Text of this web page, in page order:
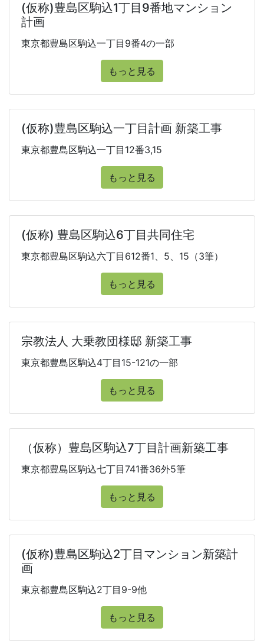
(仮称)豊島区駒込1丁目9番地マンション
計画
東京都豊島区駒込一丁目9番4の一部
もっと見る
(仮称)豊島区駒込一丁目計画 新築工事
東京都豊島区駒込一丁目12番3,15
もっと見る
(仮称) 豊島区駒込6丁目共同住宅
東京都豊島区駒込六丁目612番1、5、15（3筆）
もっと見る
宗教法人 大乗教団様邸 新築工事
東京都豊島区駒込4丁目15-121の一部
もっと見る
（仮称）豊島区駒込7丁目計画新築工事
東京都豊島区駒込七丁目741番36外5筆
もっと見る
(仮称)豊島区駒込2丁目マンション新築計
画
東京都豊島区駒込2丁目9-9他
もっと見る